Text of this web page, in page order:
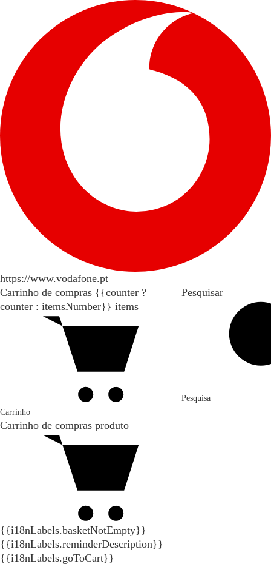
https://www.vodafone.pt
Carrinho de compras {{counter ?
counter : itemsNumber}} items
Carrinho
Carrinho de compras produto
{{i18nLabels.basketNotEmpty}}
{{i18nLabels.reminderDescription}}
{{i18nLabels.goToCart}}
Pesquisar
Pesquisa